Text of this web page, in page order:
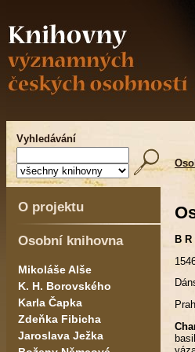
Vyhledávání
O projektu
Osobní knihovna
Mikoláše Alše
K. H. Borovského
Karla Čapka
Zdeňka Fibicha
Jaroslava Ježka
B